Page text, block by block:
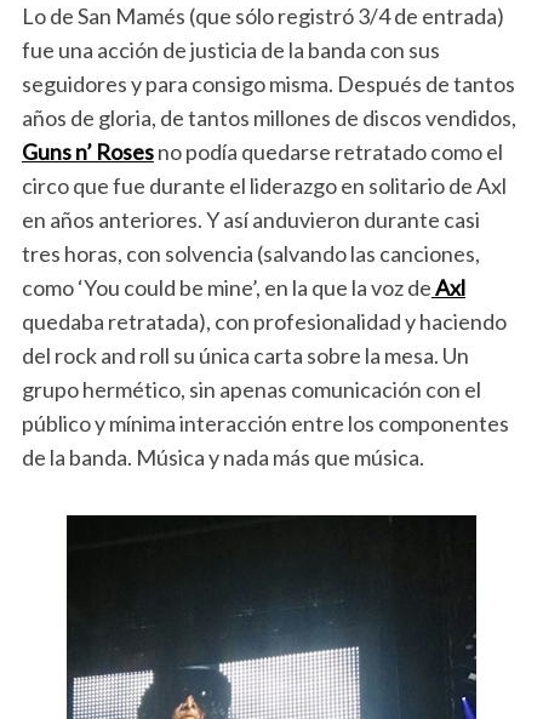
Lo de San Mamés (que sólo registró 3/4 de entrada)
fue una acción de justicia de la banda con sus
seguidores y para consigo misma. Después de tantos
años de gloria, de tantos millones de discos vendidos,
Guns n’ Rosesno podía quedarse retratado como el
circo que fue durante el liderazgo en solitario de Axl
en años anteriores. Y así anduvieron durante casi
tres horas, con solvencia (salvando las canciones,
como ‘You could be mine’, en la que la voz deAxl
quedaba retratada), con profesionalidad y haciendo
del rock and roll su única carta sobre la mesa. Un
grupo hermético, sin apenas comunicación con el
público y mínima interacción entre los componentes
de la banda. Música y nada más que música.